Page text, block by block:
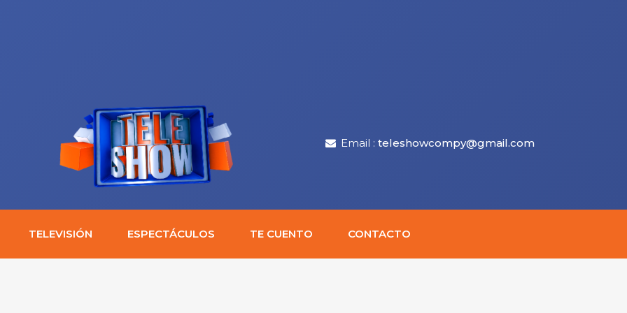
Email : teleshowcompy@gmail.com
TELEVISIÓN ESPECTÁCULOS TE CUENTO CONTACTO